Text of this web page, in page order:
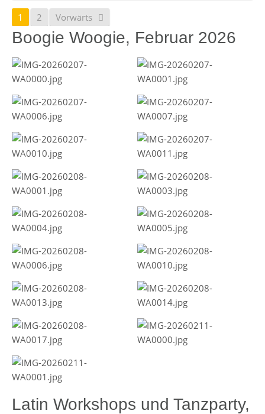
1 2 Vorwärts
Boogie Woogie, Februar 2026
Latin Workshops und Tanzparty,